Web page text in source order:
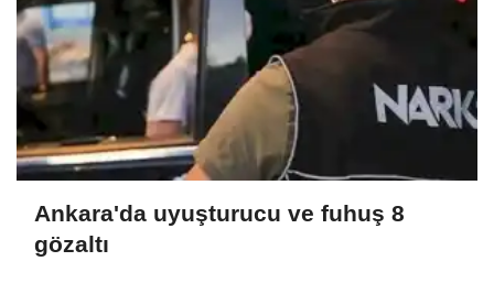
Ankara'da uyuşturucu ve fuhuş 8
gözaltı